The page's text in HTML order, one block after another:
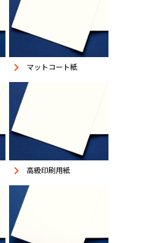
keyboard_arrow_right マットコート紙
keyboard_arrow_right 高級印刷用紙